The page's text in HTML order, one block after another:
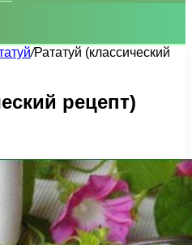
/Рататуй (классический
рецепт)